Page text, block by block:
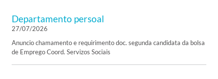
Departamento persoal
27/07/2026
Anuncio chamamento e requirimento doc. segunda candidata da bolsa
de Emprego Coord. Servizos Sociais